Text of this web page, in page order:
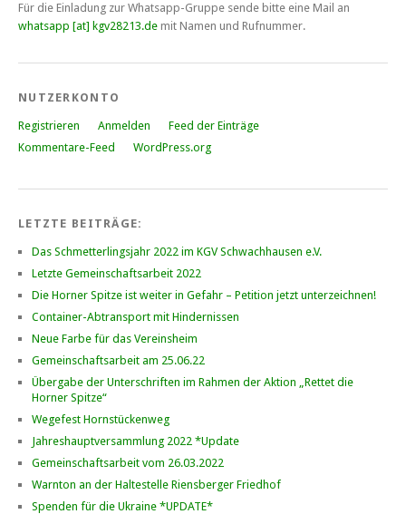
Für die Einladung zur Whatsapp-Gruppe sende bitte eine Mail an
whatsapp [at] kgv28213.de mit Namen und Rufnummer.
NUTZERKONTO
Registrieren Anmelden
Feed der Einträge
Kommentare-Feed
WordPress.org
LETZTE BEITRÄGE:
Das Schmetterlingsjahr 2022 im KGV Schwachhausen e.V.
Letzte Gemeinschaftsarbeit 2022
Die Horner Spitze ist weiter in Gefahr – Petition jetzt unterzeichnen!
Container-Abtransport mit Hindernissen
Neue Farbe für das Vereinsheim
Gemeinschaftsarbeit am 25.06.22
Übergabe der Unterschriften im Rahmen der Aktion „Rettet die
Horner Spitze“
Wegefest Hornstückenweg
Jahreshauptversammlung 2022 *Update
Gemeinschaftsarbeit vom 26.03.2022
Warnton an der Haltestelle Riensberger Friedhof
Spenden für die Ukraine *UPDATE*